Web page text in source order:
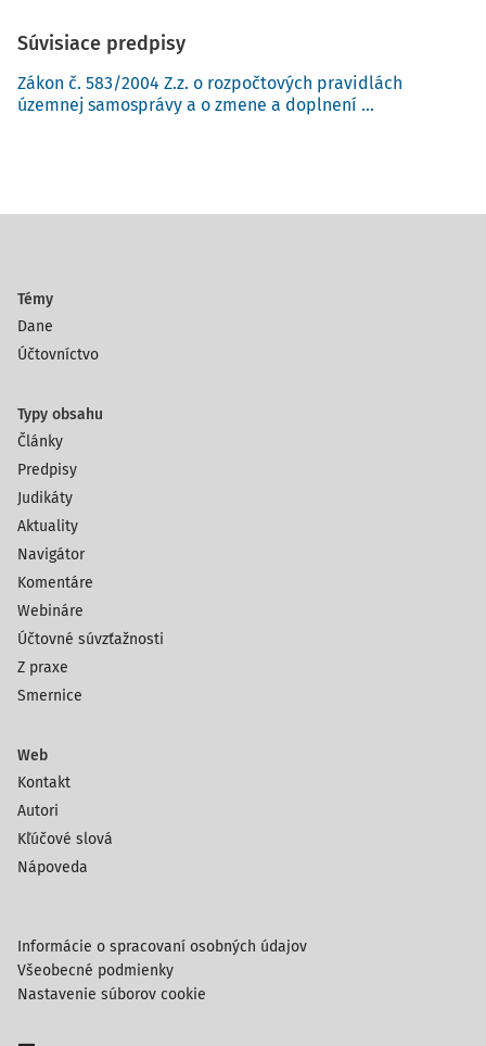
Súvisiace predpisy
Zákon č. 583/2004 Z.z. o rozpočtových pravidlách
územnej samosprávy a o zmene a doplnení ...
Témy
Dane
Účtovníctvo
Typy obsahu
Články
Predpisy
Judikáty
Aktuality
Navigátor
Komentáre
Webináre
Účtovné súvzťažnosti
Z praxe
Smernice
Web
Kontakt
Autori
Kľúčové slová
Nápoveda
Informácie o spracovaní osobných údajov
Všeobecné podmienky
Nastavenie súborov cookie